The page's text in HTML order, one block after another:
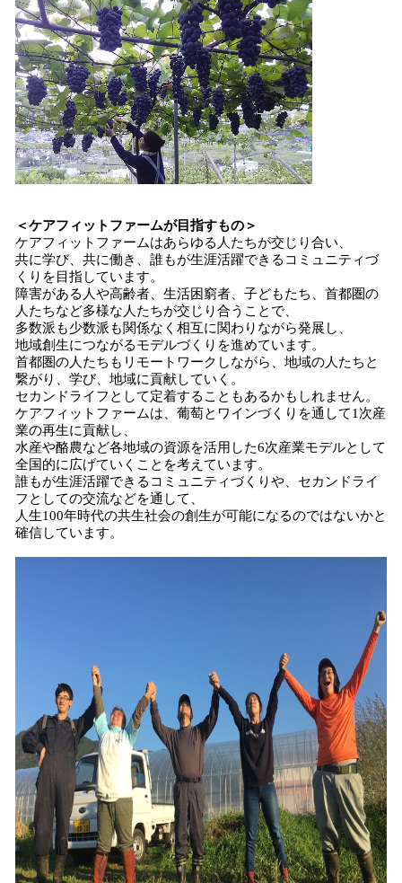
＜ケアフィットファームが目指すもの＞
ケアフィットファームはあらゆる人たちが交じり合い、
共に学び、共に働き、誰もが生涯活躍できるコミュニティづ
くりを目指しています。
障害がある人や高齢者、生活困窮者、子どもたち、首都圏の
人たちなど多様な人たちが交じり合うことで、
多数派も少数派も関係なく相互に関わりながら発展し、
地域創生につながるモデルづくりを進めています。
首都圏の人たちもリモートワークしながら、地域の人たちと
繋がり、学び、地域に貢献していく。
セカンドライフとして定着することもあるかもしれません。
ケアフィットファームは、葡萄とワインづくりを通して1次産
業の再生に貢献し、
水産や酪農など各地域の資源を活用した6次産業モデルとして
全国的に広げていくことを考えています。
誰もが生涯活躍できるコミュニティづくりや、セカンドライ
フとしての交流などを通して、
人生100年時代の共生社会の創生が可能になるのではないかと
確信しています。